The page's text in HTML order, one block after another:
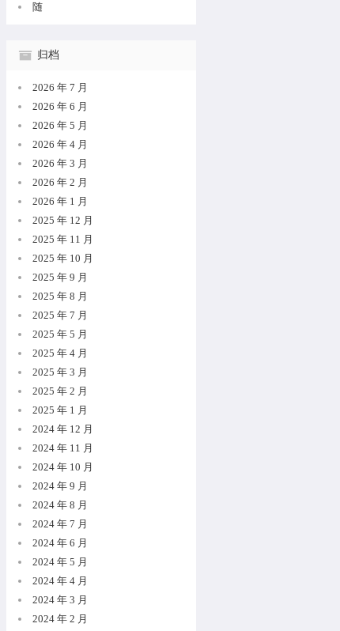
随
归档
2026 年 7 月
2026 年 6 月
2026 年 5 月
2026 年 4 月
2026 年 3 月
2026 年 2 月
2026 年 1 月
2025 年 12 月
2025 年 11 月
2025 年 10 月
2025 年 9 月
2025 年 8 月
2025 年 7 月
2025 年 5 月
2025 年 4 月
2025 年 3 月
2025 年 2 月
2025 年 1 月
2024 年 12 月
2024 年 11 月
2024 年 10 月
2024 年 9 月
2024 年 8 月
2024 年 7 月
2024 年 6 月
2024 年 5 月
2024 年 4 月
2024 年 3 月
2024 年 2 月